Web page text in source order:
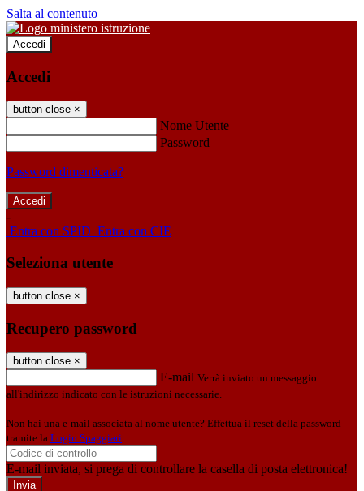
Salta al contenuto
Accedi
Accedi
button close ×
Nome Utente
Password
Password dimenticata?
-
Entra con SPID Entra con CIE
Seleziona utente
button close ×
Recupero password
button close ×
E-mail Verrà inviato un messaggio
all'indirizzo indicato con le istruzioni necessarie.
Non hai una e-mail associata al nome utente? Effettua il reset della password
tramite la Login Spaggiari
E-mail inviata, si prega di controllare la casella di posta elettronica!